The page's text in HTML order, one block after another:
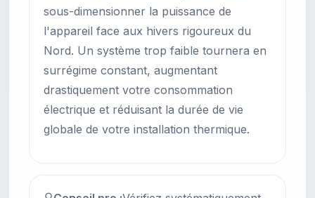
sous-dimensionner la puissance de
l'appareil face aux hivers rigoureux du
Nord. Un système trop faible tournera en
surrégime constant, augmentant
drastiquement votre consommation
électrique et réduisant la durée de vie
globale de votre installation thermique.